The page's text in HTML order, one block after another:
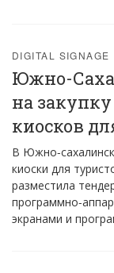
DIGITAL SIGNAGE
Южно-
на
киосков
В Южно-
киоски для
разместила
программно-
экранами и